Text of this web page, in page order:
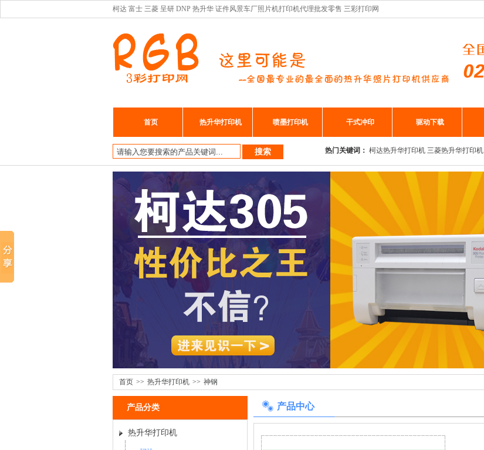
柯达 富士 三菱 呈研 DNP 热升华 证件风景车厂照片机打印机代理批发零售 三彩打印网
首页 热升华打印机 喷墨打印机 干式冲印 驱动下载
搜索 热门关键词： 柯达热升华打印机 三菱热升华打印机
首页 >> 热升华打印机 >> 神钢
产品分类
热升华打印机
产品中心